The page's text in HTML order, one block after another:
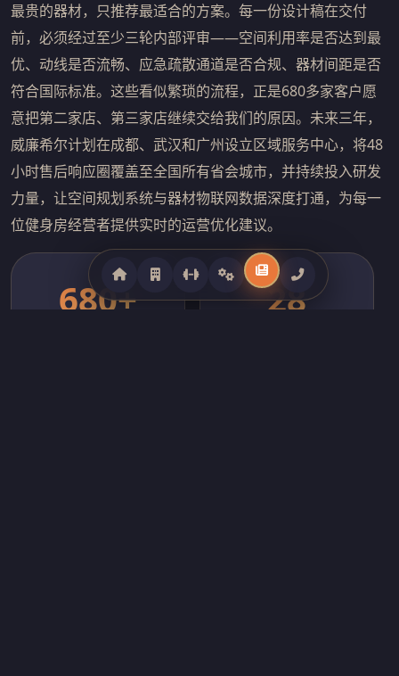
最贵的器材，只推荐最适合的方案。每一份设计稿在交付
前，必须经过至少三轮内部评审——空间利用率是否达到最
优、动线是否流畅、应急疏散通道是否合规、器材间距是否
符合国际标准。这些看似繁琐的流程，正是680多家客户愿
意把第二家店、第三家店继续交给我们的原因。未来三年，
威廉希尔计划在成都、武汉和广州设立区域服务中心，将48
小时售后响应圈覆盖至全国所有省会城市，并持续投入研发
力量，让空间规划系统与器材物联网数据深度打通，为每一
位健身房经营者提供实时的运营优化建议。
680+ 28